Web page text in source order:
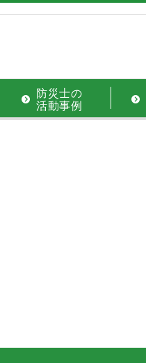
防災士の
活動事例